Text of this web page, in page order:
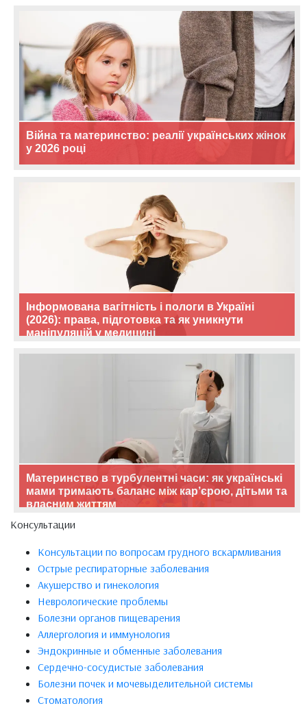
Війна та материнство: реалії українських жінок
у 2026 році
Інформована вагітність і пологи в Україні
(2026): права, підготовка та як уникнути
маніпуляцій у медицині
Материнство в турбулентні часи: як українські
мами тримають баланс між кар’єрою, дітьми та
власним життям
Консультации
Консультации по вопросам грудного вскармливания
Острые респираторные заболевания
Акушерство и гинекология
Неврологические проблемы
Болезни органов пищеварения
Аллергология и иммунология
Эндокринные и обменные заболевания
Сердечно-сосудистые заболевания
Болезни почек и мочевыделительной системы
Стоматология